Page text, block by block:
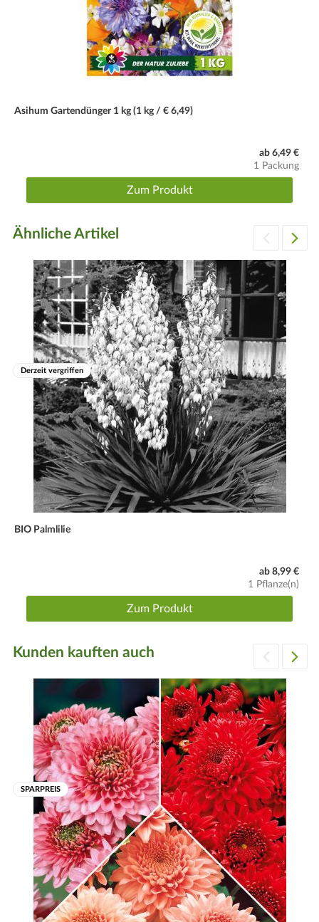
Ausreichend gießen, der Wurzelballen darf nie ganz
austrocknen. Staunässe ist jedoch ebenso zu vermeiden.
Winterhart, Pflanzboden mit Reisig abdecken.
Asihum Gartendünger 1 kg (1 kg / € 6,49)
ab 6,49 €
1 Packung
Zum Produkt
Ähnliche Artikel
Derzeit vergriffen
BIO Palmlilie
ab 8,99 €
1 Pflanze(n)
Zum Produkt
Kunden kauften auch
SPARPREIS